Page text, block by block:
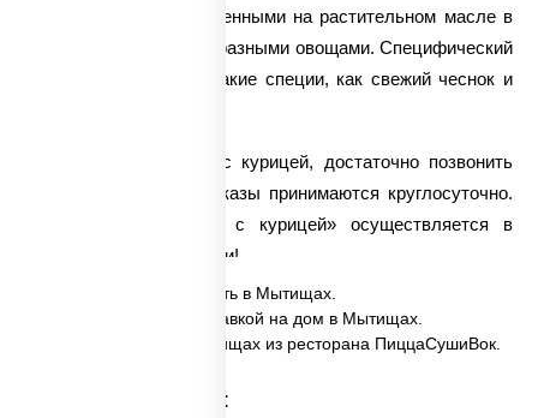
вкус оттеняется обжаренными на растительном масле в
сковороде вок разнообразными овощами. Специфический
вкус блюду придают такие специи, как свежий чеснок и
Чтобы заказать соба с курицей, достаточно позвонить
нашим операторам. Заказы принимаются круглосуточно.
«Соба с курицей» осуществляется в
самые кратчайшие сроки!
✅ Соба с курицей заказать в Мытищах.
✅ Соба с курицей с доставкой на дом в Мытищах.
✅ Соба с курицей в Мытищах из ресторана ПиццаСушиВок.
Категории товара: